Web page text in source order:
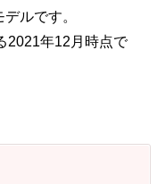
ルです。
2021年12月時点で